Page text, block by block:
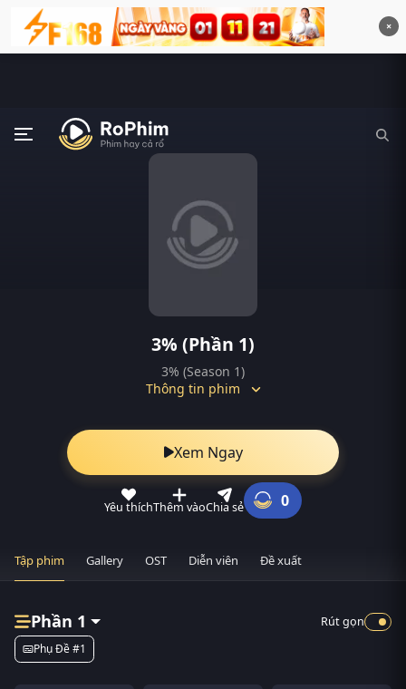
×
3% (Phần 1)
3% (Season 1)
Thông tin phim
Xem Ngay
Yêu thíchThêm vàoChia sẻ 0
Tập phim Gallery OST Diễn viên Đề xuất
Phần 1
Phụ Đề #1
Rút gọn